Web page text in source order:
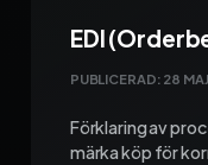
EDI
PUBLICERAD: 28
Förklaring av
märka köp för